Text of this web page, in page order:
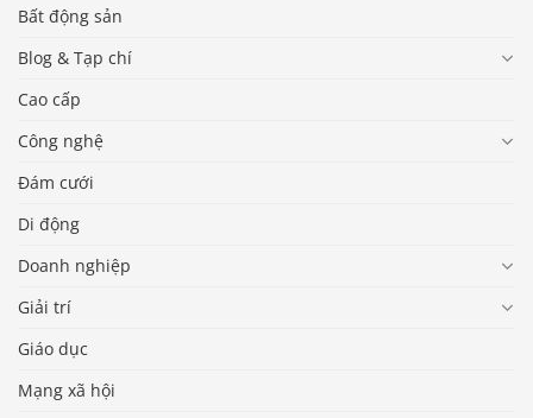
Bất động sản
Blog & Tạp chí
Cao cấp
Công nghệ
Đám cưới
Di động
Doanh nghiệp
Giải trí
Giáo dục
Mạng xã hội